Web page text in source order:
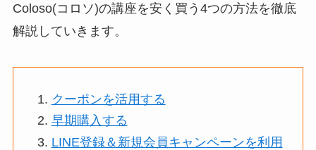
Coloso(コロソ)の講座を安く買う4つの方法を徹底
解説していきます。
クーポンを活用する
早期購入する
LINE登録＆新規会員キャンペーンを利用